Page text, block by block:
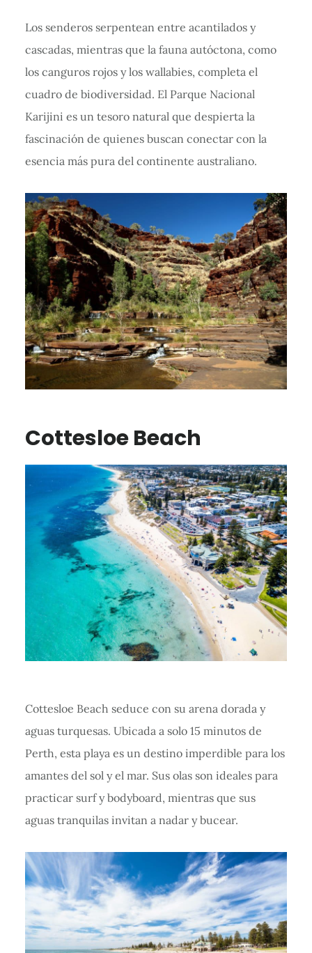
Los senderos serpentean entre acantilados y
cascadas, mientras que la fauna autóctona, como
los canguros rojos y los wallabies, completa el
cuadro de biodiversidad. El Parque Nacional
Karijini es un tesoro natural que despierta la
fascinación de quienes buscan conectar con la
esencia más pura del continente australiano.
Cottesloe Beach
Cottesloe Beach seduce con su arena dorada y
aguas turquesas. Ubicada a solo 15 minutos de
Perth, esta playa es un destino imperdible para los
amantes del sol y el mar. Sus olas son ideales para
practicar surf y bodyboard, mientras que sus
aguas tranquilas invitan a nadar y bucear.